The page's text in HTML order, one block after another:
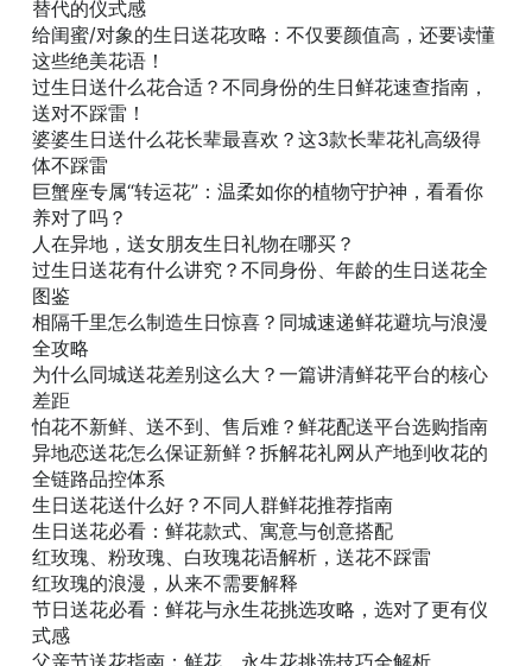
替代的仪式感
给闺蜜/对象的生日送花攻略：不仅要颜值高，还要读懂
这些绝美花语！
过生日送什么花合适？不同身份的生日鲜花速查指南，
送对不踩雷！
婆婆生日送什么花长辈最喜欢？这3款长辈花礼高级得
体不踩雷
巨蟹座专属“转运花”：温柔如你的植物守护神，看看你
养对了吗？
人在异地，送女朋友生日礼物在哪买？
过生日送花有什么讲究？不同身份、年龄的生日送花全
图鉴
相隔千里怎么制造生日惊喜？同城速递鲜花避坑与浪漫
全攻略
为什么同城送花差别这么大？一篇讲清鲜花平台的核心
差距
怕花不新鲜、送不到、售后难？鲜花配送平台选购指南
异地恋送花怎么保证新鲜？拆解花礼网从产地到收花的
全链路品控体系
生日送花送什么好？不同人群鲜花推荐指南
生日送花必看：鲜花款式、寓意与创意搭配
红玫瑰、粉玫瑰、白玫瑰花语解析，送花不踩雷
红玫瑰的浪漫，从来不需要解释
节日送花必看：鲜花与永生花挑选攻略，选对了更有仪
式感